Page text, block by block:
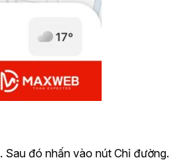
. Sau đó nhấn vào nút Chỉ đường.